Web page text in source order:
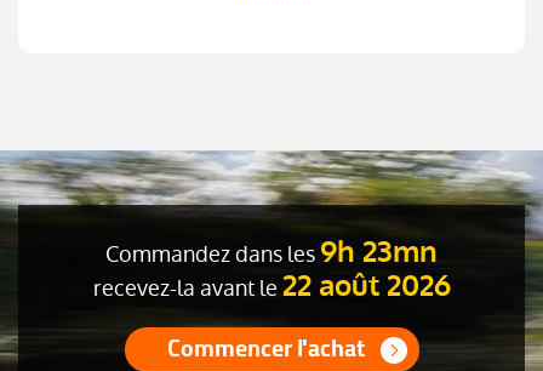
Commandez dans les 9h 23mn
recevez-la avant le 22 août 2026
Commencer l'achat